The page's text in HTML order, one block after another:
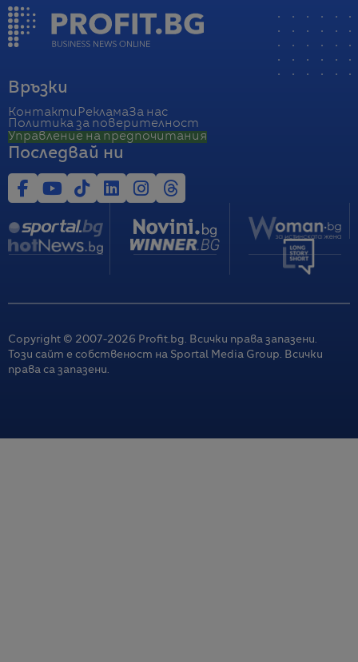
Връзки
Контакти РекламаЗа нас
Политика за поверителност
Управление на предпочитания
Последвай ни
Copyright © 2007-2026 Profit.bg. Всички права запазени.
Този сайт е собственост на Sportal Media Group. Всички
права са запазени.